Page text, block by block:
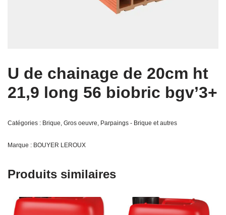
U de chainage de 20cm ht
21,9 long 56 biobric bgv’3+
Catégories : Brique, Gros oeuvre, Parpaings - Brique et autres
Marque : BOUYER LEROUX
Produits similaires